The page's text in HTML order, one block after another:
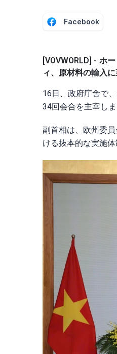
Facebook
[VOVWORLD] - ホ
ィ、原材料の輸入
16日、政府庁舎で
34回会合を主宰しま
副首相は、欧州委
ける抜本的な実施